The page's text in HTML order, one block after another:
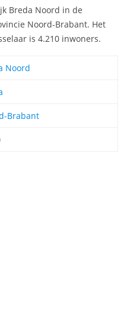
Breda Noord in de
Noord-Brabant. Het
is 4.210 inwoners.
Noord
Brabant